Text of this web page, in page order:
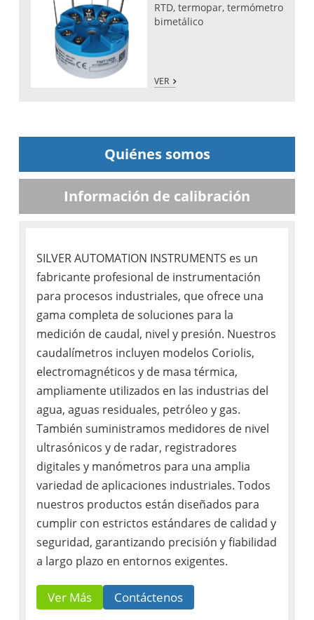
RTD, termopar, termómetro
bimetálico
VER
Quiénes somos
Información de calibración
SILVER AUTOMATION INSTRUMENTS es un
fabricante profesional de instrumentación
para procesos industriales, que ofrece una
gama completa de soluciones para la
medición de caudal, nivel y presión. Nuestros
caudalímetros incluyen modelos Coriolis,
electromagnéticos y de masa térmica,
ampliamente utilizados en las industrias del
agua, aguas residuales, petróleo y gas.
También suministramos medidores de nivel
ultrasónicos y de radar, registradores
digitales y manómetros para una amplia
variedad de aplicaciones industriales. Todos
nuestros productos están diseñados para
cumplir con estrictos estándares de calidad y
seguridad, garantizando precisión y fiabilidad
a largo plazo en entornos exigentes.
Ver Más Contáctenos